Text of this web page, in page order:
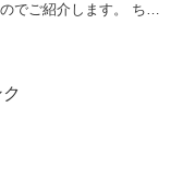
でご紹介します。 ちな